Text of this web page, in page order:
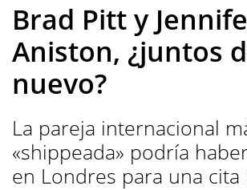
Brad Pitt y
Aniston, ¿juntos
nuevo?
La pareja internacional
«shippeada» podría
en Londres para una